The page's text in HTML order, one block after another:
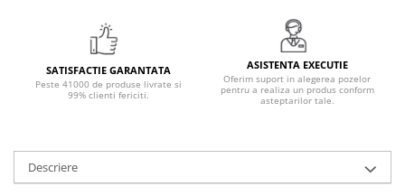
SATISFACTIE GARANTATA
Peste 41000 de produse livrate si
99% clienti fericiti.
ASISTENTA EXECUTIE
Oferim suport in alegerea pozelor
pentru a realiza un produs conform
asteptarilor tale.
Descriere